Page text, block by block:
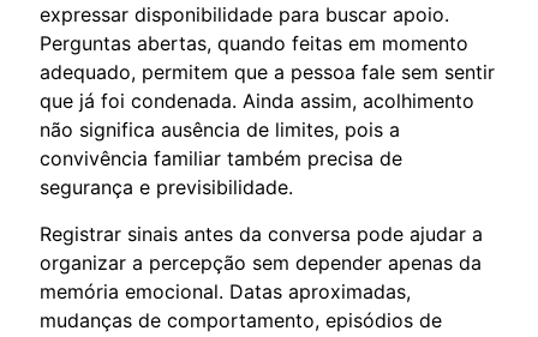
expressar disponibilidade para buscar apoio.
Perguntas abertas, quando feitas em momento
adequado, permitem que a pessoa fale sem sentir
que já foi condenada. Ainda assim, acolhimento
não significa ausência de limites, pois a
convivência familiar também precisa de
segurança e previsibilidade.
Registrar sinais antes da conversa pode ajudar a
organizar a percepção sem depender apenas da
memória emocional. Datas aproximadas,
mudanças de comportamento, episódios de